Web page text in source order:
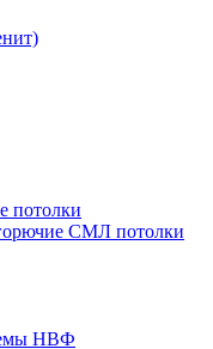
потолки
СМЛ потолки